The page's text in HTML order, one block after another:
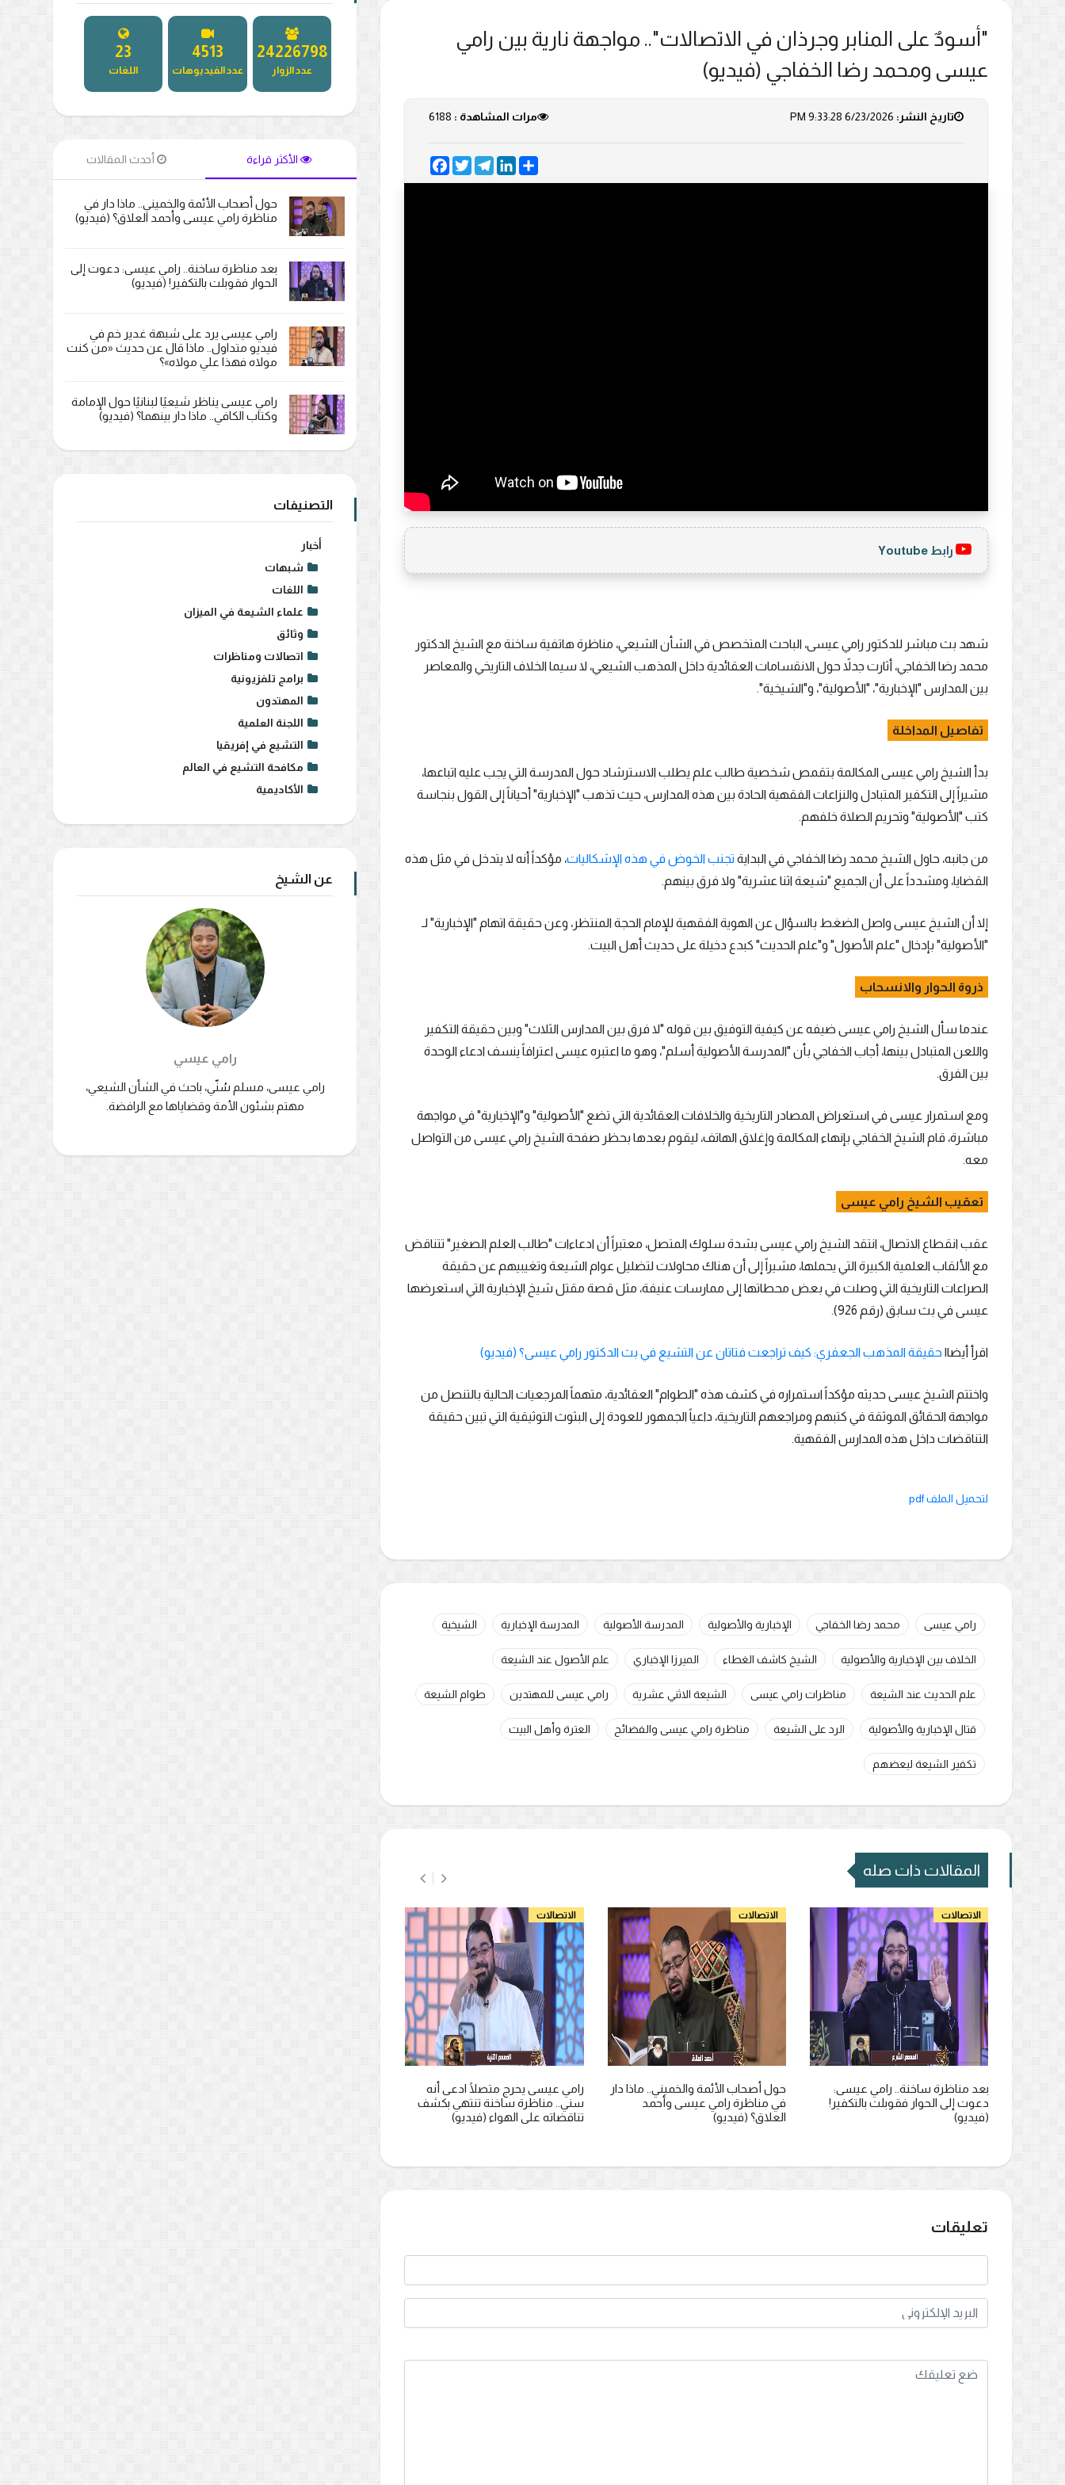
"أسودٌ على المنابر وجرذان في الاتصالات".. مواجهة نارية بين رامي
عيسى ومحمد رضا الخفاجي (فيديو)
تاريخ النشر: 6/23/2026 9:33:28 PM مرات المشاهدة : 6188
FacebookTwitter
TelegramLinkedInShare
رابط Youtube
شهد بث مباشر للدكتور رامي عيسى، الباحث المتخصص في الشأن الشيعي، مناظرة هاتفية ساخنة مع الشيخ الدكتور
محمد رضا الخفاجي، أثارت جدلاً حول الانقسامات العقائدية داخل المذهب الشيعي، لا سيما الخلاف التاريخي والمعاصر
بين المدارس "الإخبارية"، "الأصولية"، و"الشيخية".
تفاصيل المداخلة
بدأ الشيخ رامي عيسى المكالمة بتقمص شخصية طالب علم يطلب الاسترشاد حول المدرسة التي يجب عليه اتباعها،
مشيراً إلى التكفير المتبادل والنزاعات الفقهية الحادة بين هذه المدارس، حيث تذهب "الإخبارية" أحياناً إلى القول بنجاسة
كتب "الأصولية" وتحريم الصلاة خلفهم.
من جانبه، حاول الشيخ محمد رضا الخفاجي في البداية تجنب الخوض في هذه الإشكاليات، مؤكداً أنه لا يتدخل في مثل هذه
القضايا، ومشدداً على أن الجميع "شيعة اثنا عشرية" ولا فرق بينهم.
إلا أن الشيخ عيسى واصل الضغط بالسؤال عن الهوية الفقهية للإمام الحجة المنتظر، وعن حقيقة اتهام "الإخبارية" لـ
"الأصولية" بإدخال "علم الأصول" و"علم الحديث" كبدع دخيلة على حديث أهل البيت.
ذروة الحوار والانسحاب
عندما سأل الشيخ رامي عيسى ضيفه عن كيفية التوفيق بين قوله "لا فرق بين المدارس الثلاث" وبين حقيقة التكفير
واللعن المتبادل بينها، أجاب الخفاجي بأن "المدرسة الأصولية أسلم"، وهو ما اعتبره عيسى اعترافاً ينسف ادعاء الوحدة
بين الفرق.
ومع استمرار عيسى في استعراض المصادر التاريخية والخلافات العقائدية التي تضع "الأصولية" و"الإخبارية" في مواجهة
مباشرة، قام الشيخ الخفاجي بإنهاء المكالمة وإغلاق الهاتف، ليقوم بعدها بحظر صفحة الشيخ رامي عيسى من التواصل
معه.
تعقيب الشيخ رامي عيسى
عقب انقطاع الاتصال، انتقد الشيخ رامي عيسى بشدة سلوك المتصل، معتبراً أن ادعاءات "طالب العلم الصغير" تتناقض
مع الألقاب العلمية الكبيرة التي يحملها، مشيراً إلى أن هناك محاولات لتضليل عوام الشيعة وتغيبيهم عن حقيقة
الصراعات التاريخية التي وصلت في بعض محطاتها إلى ممارسات عنيفة، مثل قصة مقتل شيخ الإخبارية التي استعرضها
عيسى في بث سابق (رقم 926).
اقرأ أيضا|حقيقة المذهب الجعفري: كيف تراجعت فتاتان عن التشيع في بث الدكتور رامي عيسى؟ (فيديو)
واختتم الشيخ عيسى حديثه مؤكداً استمراره في كشف هذه "الطوام" العقائدية، متهماً المرجعيات الحالية بالتنصل من
مواجهة الحقائق الموثقة في كتبهم ومراجعهم التاريخية، داعياً الجمهور للعودة إلى البثوث التوثيقية التي تبين حقيقة
التناقضات داخل هذه المدارس الفقهية.
لتحميل الملف pdf
رامي عيسى محمد رضا الخفاجي الإخبارية والأصولية المدرسة الأصولية المدرسة الإخبارية الشيخية
الخلاف بين الإخبارية والأصولية الشيخ كاشف الغطاء الميرزا الإخباري علم الأصول عند الشيعة
علم الحديث عند الشيعة مناظرات رامي عيسى الشيعة الاثني عشرية رامي عيسى للمهتدين طوام الشيعة
قتال الإخبارية والأصولية الرد على الشيعة مناظرة رامي عيسى والفضائح العترة وأهل البيت
تكفير الشيعة لبعضهم
المقالات ذات صله
الاتصالات
بعد مناظرة ساخنة.. رامي عيسى:
دعوت إلى الحوار فقوبلت بالتكفير!
(فيديو)
الاتصالات
حول أصحاب الأئمة والخميني.. ماذا دار
في مناظرة رامي عيسى وأحمد
العلاق؟ (فيديو)
الاتصالات
رامي عيسى يحرج متصلًا ادعى أنه
سني.. مناظرة ساخنة تنتهي بكشف
تناقضاته على الهواء (فيديو)
تعليقات
27344016
عدد الزوار
5181
عدد الفيديوهات
27
اللغات
الأكثر قراءة أحدث المقالات
حول أصحاب الأئمة والخميني.. ماذا دار في
مناظرة رامي عيسى وأحمد العلاق؟ (فيديو)
بعد مناظرة ساخنة.. رامي عيسى: دعوت إلى
الحوار فقوبلت بالتكفير! (فيديو)
رامي عيسى يرد على شبهة غدير خم في
فيديو متداول.. ماذا قال عن حديث «من كنت
مولاه فهذا علي مولاه»؟
رامي عيسى يناظر شيعيًا لبنانيًا حول الإمامة
وكتاب الكافي.. ماذا دار بينهما؟ (فيديو)
التصنيفات
أخبار
شبهات
اللغات
علماء الشيعة في الميزان
وثائق
اتصالات ومناظرات
برامج تلفزيونية
المهتدون
اللجنة العلمية
التشيع في إفريقيا
مكافحة التشيع في العالم
الأكاديمية
عن الشيخ
رامي عيسي
رامي عيسى، مسلم سُنّي، باحث في الشأن الشيعي،
مهتم بشئون الأمة وقضاياها مع الرافضة.